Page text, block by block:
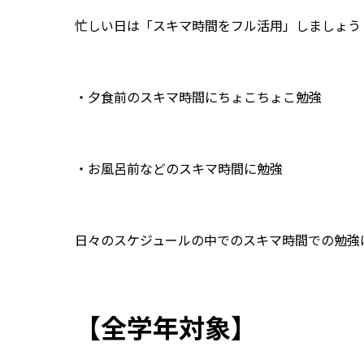
忙しい日は「スキマ時間をフル活用」しましょう
・夕食前のスキマ時間にちょこちょこ勉強
・お風呂前などのスキマ時間に勉強
日々のスケジュールの中でのスキマ時間での勉強
【全学年対象】